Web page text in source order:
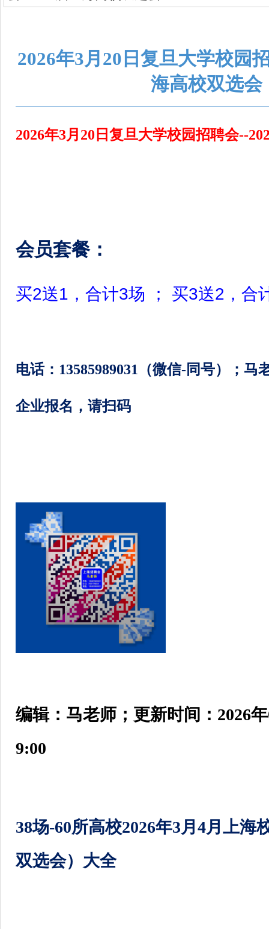
2026年3月20日复旦大学校园
海高校双选会
2026年3月20日复旦大学校园招聘会--
会员套餐：
买2送1，合计3场 ； 买3送2，合
电话： 13585989031 （微信-同号）； 马
企业报名，请扫码
编辑：马老师； 更新时间：2026
9:00
38场-60所高校2026年3月4月上海
双选会）大全